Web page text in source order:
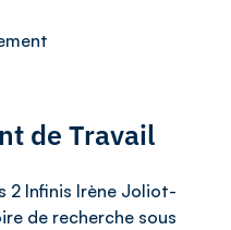
de Travail
2 Infinis Irène Joliot-
de recherche sous